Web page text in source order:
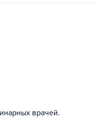
врачей.